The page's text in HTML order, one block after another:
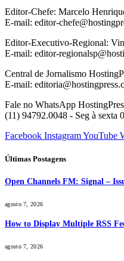
Editor-Chefe: Marcelo
E-mail: editor-
Editor-Executivo-Regional:
E-mail: editor-
Central de Jornalismo
E-mail:
Fale no WhatsApp
(11) 94792.0048 - Seg à sexta
Facebook InstagramYouTube
Últimas Postagens
Open Channels FM: Signal –
agosto 7, 2026
How to Display Multiple RSS
agosto 7, 2026